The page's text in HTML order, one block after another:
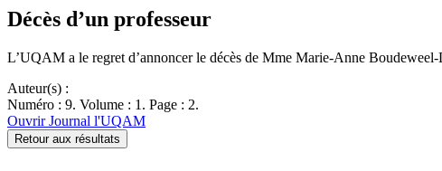
Décès d’un professeur
L’UQAM a le regret d’annoncer le décès de Mme Marie-Anne
Auteur(s) :
Numéro : 9. Volume : 1. Page : 2.
Ouvrir Journal l'UQAM
Retour aux résultats